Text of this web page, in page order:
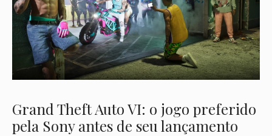
Grand Theft Auto VI: o jogo preferido
pela Sony antes de seu lançamento